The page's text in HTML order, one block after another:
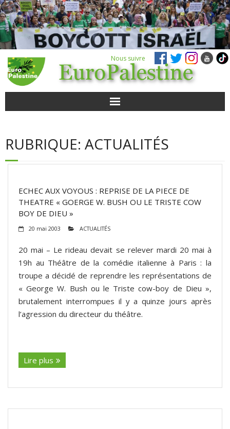
Nous suivre
POUR AGIR
VIDÉOS
QUI SOMMES-NOUS ?
ADHÉSIONS, DONS, CONTACT
RUBRIQUE: ACTUALITÉS
ECHEC AUX VOYOUS : REPRISE DE LA PIECE DE
THEATRE « GOERGE W. BUSH OU LE TRISTE COW
BOY DE DIEU »
20 mai 2003 ACTUALITÉS
20 mai – Le rideau devait se relever mardi 20 mai à
19h au Théâtre de la comédie italienne à Paris : la
troupe a décidé de reprendre les représentations de
« George W. Bush ou le Triste cow-boy de Dieu »,
brutalement interrompues il y a quinze jours après
l’agression du directeur du théâtre.
Lire plus